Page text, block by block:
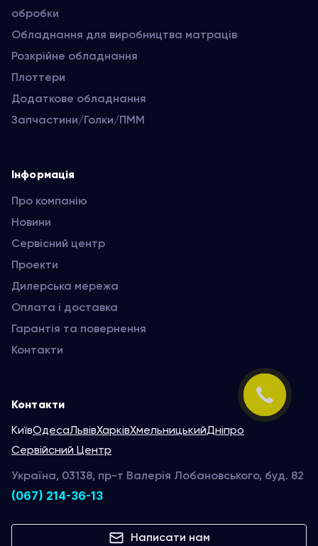
обробки
Обладнання для виробництва матраців
Розкрійне обладнання
Плоттери
Додаткове обладнання
Запчастини/Голки/ПММ
Інформація
Про компанію
Новини
Сервісний центр
Проекти
Дилерська мережа
Оплата і доставка
Гарантія та повернення
Контакти
Контакти
КиївОдесаЛьвівХарківХмельницькийДніпро
Сервійсний Центр
Україна, 03138, пр-т Валерія Лобановського, буд. 82
(067) 214-36-13
Написати нам